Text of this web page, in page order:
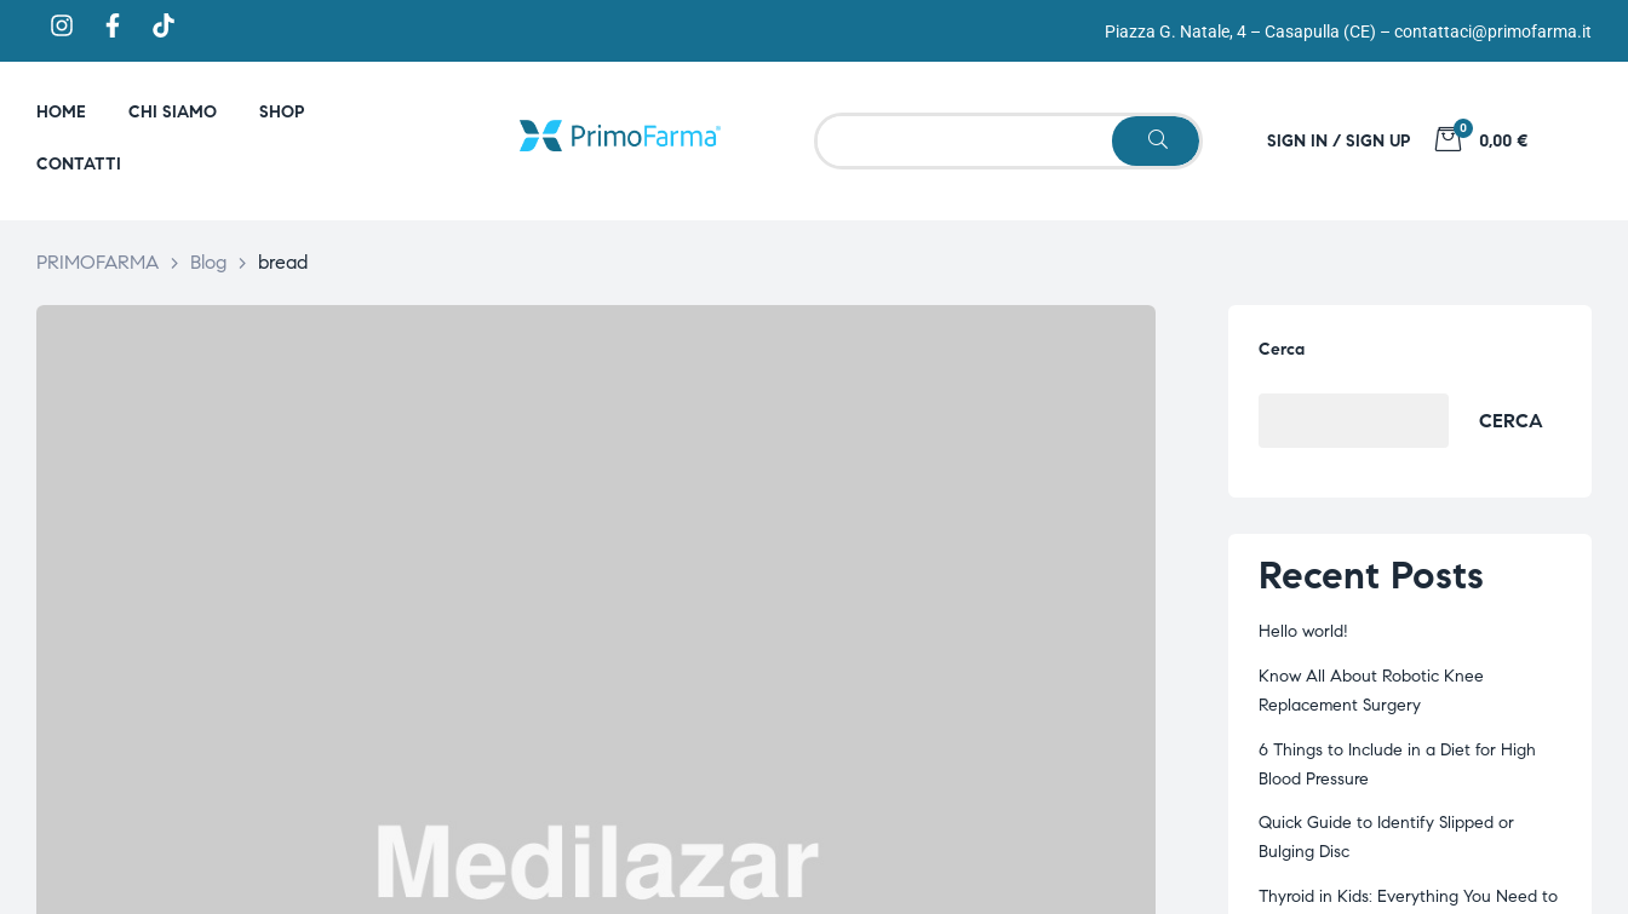
Piazza G. Natale, 4 – Casapulla (CE) – contattaci@primofarma.it
HOME CHI SIAMO SHOP
CONTATTI
SIGN IN / SIGN UP
0
0,00 €
PRIMOFARMA > Blog > bread
Cerca
CERCA
Recent Posts
Hello world!
Know All About Robotic Knee
Replacement Surgery
6 Things to Include in a Diet for High
Blood Pressure
Quick Guide to Identify Slipped or
Bulging Disc
Thyroid in Kids: Everything You Need to